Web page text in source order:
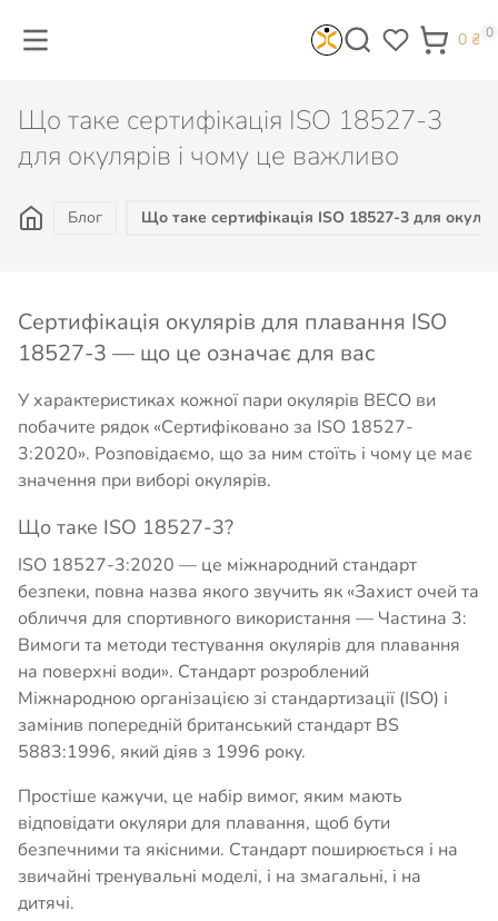
0 ₴ 0
Що таке сертифікація ISO 18527-3
для окулярів і чому це важливо
Блог Що таке сертифікація ISO 18527-3 для
Сертифікація окулярів для плавання ISO
18527-3 — що це означає для вас
У характеристиках кожної пари окулярів BECO ви
побачите рядок «Сертифіковано за ISO 18527-
3:2020». Розповідаємо, що за ним стоїть і чому це має
значення при виборі окулярів.
Що таке ISO 18527-3?
ISO 18527-3:2020 — це міжнародний стандарт
безпеки, повна назва якого звучить як «Захист очей та
обличчя для спортивного використання — Частина 3:
Вимоги та методи тестування окулярів для плавання
на поверхні води». Стандарт розроблений
Міжнародною організацією зі стандартизації (ISO) і
замінив попередній британський стандарт BS
5883:1996, який діяв з 1996 року.
Простіше кажучи, це набір вимог, яким мають
відповідати окуляри для плавання, щоб бути
безпечними та якісними. Стандарт поширюється і на
звичайні тренувальні моделі, і на змагальні, і на
дитячі.